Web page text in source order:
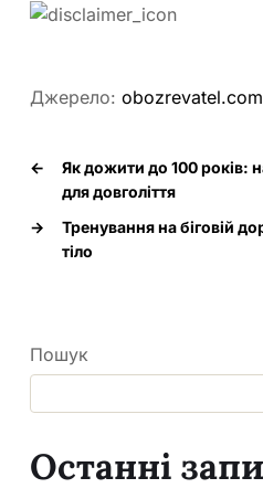
Джерело: obozrevatel.com
←
Як дожити до 100 років:
для довголіття
→
Тренування на біговій
тіло
Пошук
Останні